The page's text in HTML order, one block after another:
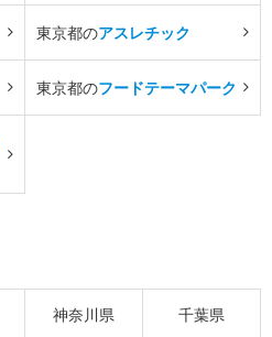
東京都のアスレチック
東京都のフードテーマパーク
神奈川県 千葉県